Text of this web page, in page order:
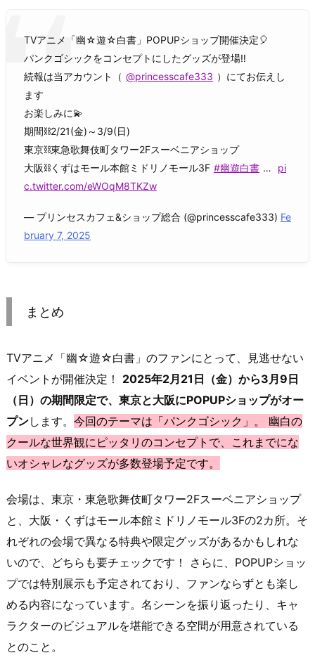
TVアニメ「幽☆遊☆白書」POPUPショップ開催決定🎈
パンクゴシックをコンセプトにしたグッズが登場‼
続報は当アカウント（ @princesscafe333 ）にてお伝えし
ます
お楽しみに💫
期間⛓️2/21(金)～3/9(日)
東京⛓️東急歌舞伎町タワー2Fスーベニアショップ
大阪⛓️くずはモール本館ミドリノモール3F #幽遊白書 …
pi
c.twitter.com/eWOqM8TKZw
— プリンセスカフェ&ショップ総合 (@princesscafe333) Fe
bruary 7, 2025
まとめ
TVアニメ「幽☆遊☆白書」のファンにとって、見逃せない
イベントが開催決定！ 2025年2月21日（金）から3月9日
（日）の期間限定で、東京と大阪にPOPUPショップがオー
プンします。 今回のテーマは「パンクゴシック」。 幽白の
クールな世界観にピッタリのコンセプトで、これまでにな
いオシャレなグッズが多数登場予定です。
会場は、東京・東急歌舞伎町タワー2Fスーベニアショップ
と、大阪・くずはモール本館ミドリノモール3Fの2カ所。そ
れぞれの会場で異なる特典や限定グッズがあるかもしれな
いので、どちらも要チェックです！ さらに、POPUPショッ
プでは特別展示も予定されており、ファンならずとも楽し
める内容になっています。名シーンを振り返ったり、キャ
ラクターのビジュアルを堪能できる空間が用意されている
とのこと。